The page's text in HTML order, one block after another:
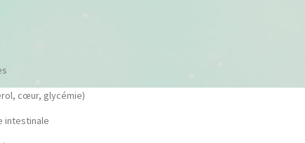
cœur, glycémie)
intestinale